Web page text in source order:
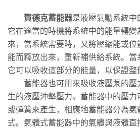
賀德克蓄能器是液壓氣動系統中
它在適當的時機將系統中的能量轉
來，當系統需要時，又將壓縮能或
能而釋放出來，重新補供給系統。當
它可以吸收這部分的能量，以保證整
蓄能器也可用來吸收液壓泵的壓
生的液壓沖擊壓力。蓄能器中的壓
或彈簧來產生，相應地蓄能器分為
式。氣體式蓄能器中的氣體與液體直